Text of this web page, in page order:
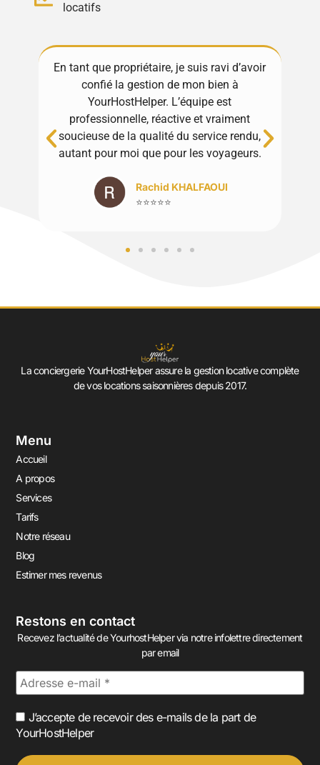
locatifs
tant que propriétaire, je suis ravi d’avoir
confié la gestion de mon bien à
YourHostHelper. L’équipe est
professionnelle, réactive et vraiment
soucieuse de la qualité du service rendu,
autant pour moi que pour les voyageurs.
Rachid KHALFAOUI
⭐⭐⭐⭐⭐
Excellente
La conciergerie YourHostHelper assure la gestion locative complète
de vos locations saisonnières depuis 2017.
Menu
Accueil
A propos
Services
Tarifs
Notre réseau
Blog
Estimer mes revenus
Restons en contact
Recevez l’actualité de YourhostHelper via notre infolettre directement
par email
J’accepte de recevoir des e-mails de la part de
YourHostHelper